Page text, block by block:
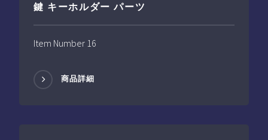
鍵 キーホルダー パーツ
Item Number 16
商品詳細